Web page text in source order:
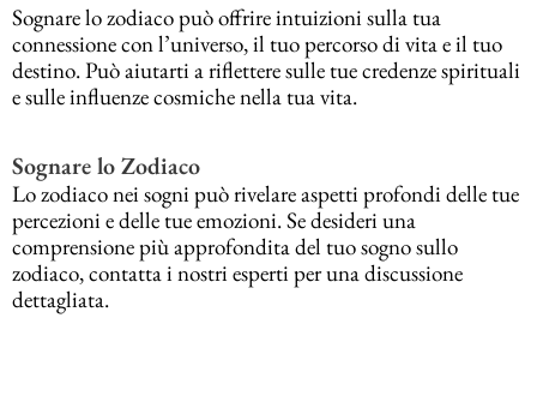
Sognare lo zodiaco può offrire intuizioni sulla tua
connessione con l’universo, il tuo percorso di vita e il tuo
destino. Può aiutarti a riflettere sulle tue credenze spirituali
e sulle influenze cosmiche nella tua vita.
Sognare lo Zodiaco
Lo zodiaco nei sogni può rivelare aspetti profondi delle tue
percezioni e delle tue emozioni. Se desideri una
comprensione più approfondita del tuo sogno sullo
zodiaco, contatta i nostri esperti per una discussione
dettagliata.